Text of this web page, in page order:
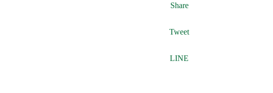
Share
Tweet
LINE